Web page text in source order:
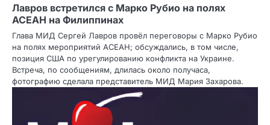
Лавров встретился с Марко Рубио на полях
АСЕАН на Филиппинах
Глава МИД Сергей Лавров провёл переговоры с Марко Рубио
на полях мероприятий АСЕАН; обсуждались, в том числе,
позиция США по урегулированию конфликта на Украине.
Встреча, по сообщениям, длилась около получаса,
фотографию сделала представитель МИД Мария Захарова.